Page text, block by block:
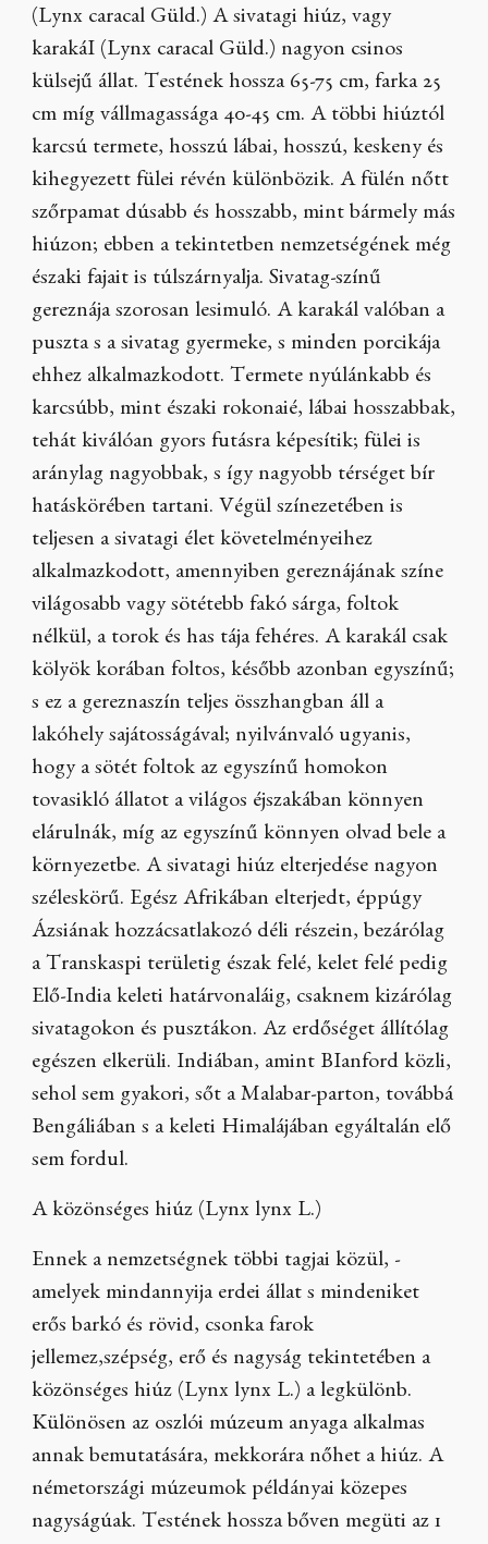
(Lynx caracal Güld.) A sivatagi hiúz, vagy
karakáI (Lynx caracal Güld.) nagyon csinos
külsejű állat. Testének hossza 65-75 cm, farka 25
cm míg vállmagassága 40-45 cm. A többi hiúztól
karcsú termete, hosszú lábai, hosszú, keskeny és
kihegyezett fülei révén különbözik. A fülén nőtt
szőrpamat dúsabb és hosszabb, mint bármely más
hiúzon; ebben a tekintetben nemzetségének még
északi fajait is túlszárnyalja. Sivatag-színű
gereznája szorosan lesimuló. A karakál valóban a
puszta s a sivatag gyermeke, s minden porcikája
ehhez alkalmazkodott. Termete nyúlánkabb és
karcsúbb, mint északi rokonaié, lábai hosszabbak,
tehát kiválóan gyors futásra képesítik; fülei is
aránylag nagyobbak, s így nagyobb térséget bír
hatáskörében tartani. Végül színezetében is
teljesen a sivatagi élet követelményeihez
alkalmazkodott, amennyiben gereznájának színe
világosabb vagy sötétebb fakó sárga, foltok
nélkül, a torok és has tája fehéres. A karakál csak
kölyök korában foltos, később azonban egyszínű;
s ez a gereznaszín teljes összhangban áll a
lakóhely sajátosságával; nyilvánvaló ugyanis,
hogy a sötét foltok az egyszínű homokon
tovasikló állatot a világos éjszakában könnyen
elárulnák, míg az egyszínű könnyen olvad bele a
környezetbe. A sivatagi hiúz elterjedése nagyon
széleskörű. Egész Afrikában elterjedt, éppúgy
Ázsiának hozzácsatlakozó déli részein, bezárólag
a Transkaspi területig észak felé, kelet felé pedig
Elő-India keleti határvonaláig, csaknem kizárólag
sivatagokon és pusztákon. Az erdőséget állítólag
egészen elkerüli. Indiában, amint BIanford közli,
sehol sem gyakori, sőt a Malabar-parton, továbbá
Bengáliában s a keleti Himalájában egyáltalán elő
sem fordul.
A közönséges hiúz (Lynx lynx L.)
Ennek a nemzetségnek többi tagjai közül, -
amelyek mindannyija erdei állat s mindeniket
erős barkó és rövid, csonka farok
jellemez,szépség, erő és nagyság tekintetében a
közönséges hiúz (Lynx lynx L.) a legkülönb.
Különösen az oszlói múzeum anyaga alkalmas
annak bemutatására, mekkorára nőhet a hiúz. A
németországi múzeumok példányai közepes
nagyságúak. Testének hossza bőven megüti az 1